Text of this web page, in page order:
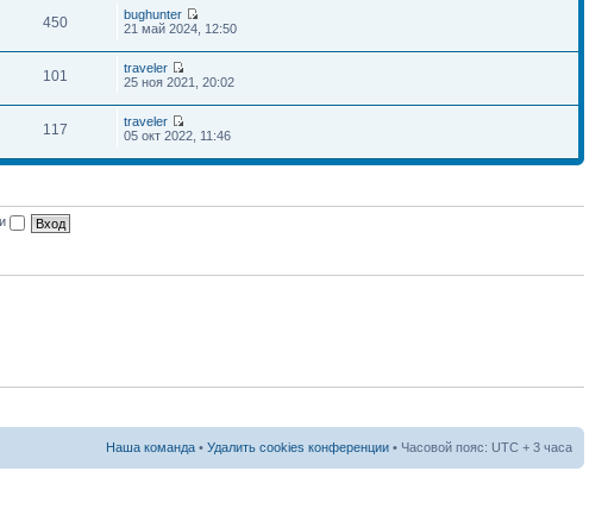
450
bughunter
21 май 2024, 12:50
101
traveler
25 ноя 2021, 20:02
117
traveler
05 окт 2022, 11:46
Наша команда • Удалить cookies конференции • Часовой пояс: UTC + 3 часа